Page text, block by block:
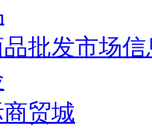
品批发市场
贸城